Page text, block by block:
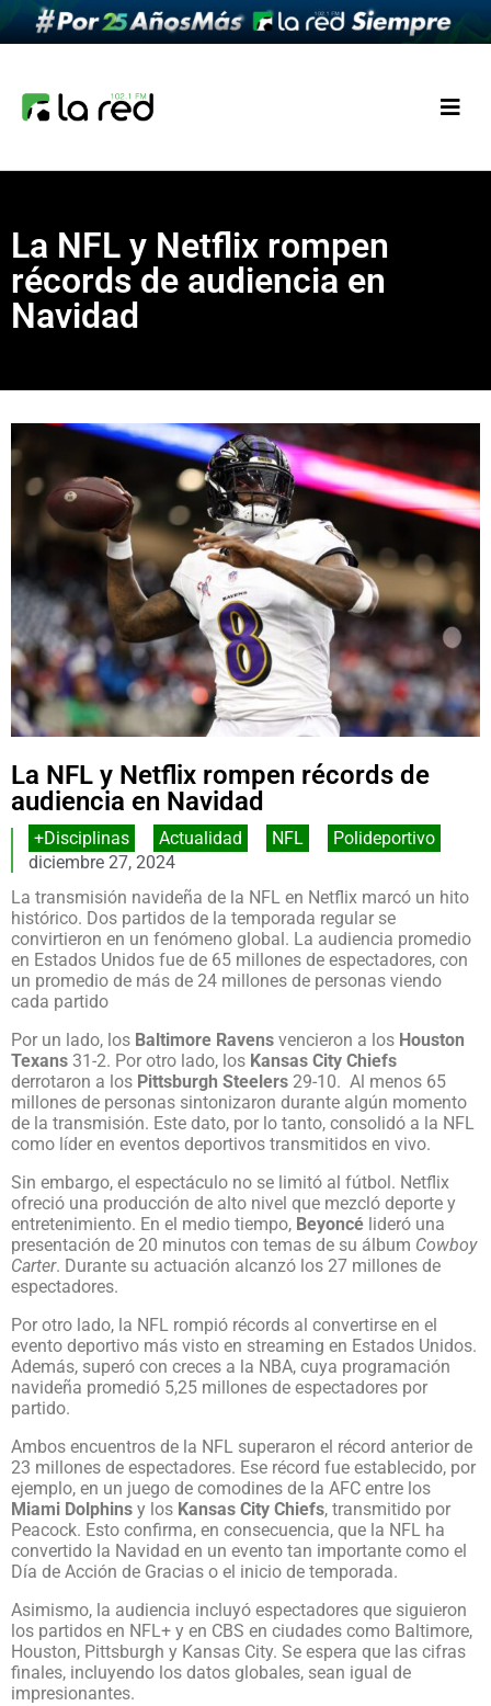
La NFL y Netflix rompen
récords de audiencia en
Navidad
La NFL y Netflix rompen récords de
audiencia en Navidad
+Disciplinas Actualidad NFL
Polideportivo
diciembre 27, 2024
La transmisión navideña de la NFL en Netflix marcó un hito
histórico. Dos partidos de la temporada regular se
convirtieron en un fenómeno global. La audiencia promedio
en Estados Unidos fue de 65 millones de espectadores, con
un promedio de más de 24 millones de personas viendo
cada partido
Por un lado, los Baltimore Ravens vencieron a los Houston
Texans 31-2. Por otro lado, los Kansas City Chiefs
derrotaron a los Pittsburgh Steelers 29-10. Al menos 65
millones de personas sintonizaron durante algún momento
de la transmisión. Este dato, por lo tanto, consolidó a la NFL
como líder en eventos deportivos transmitidos en vivo.
Sin embargo, el espectáculo no se limitó al fútbol. Netflix
ofreció una producción de alto nivel que mezcló deporte y
entretenimiento. En el medio tiempo, Beyoncé lideró una
presentación de 20 minutos con temas de su álbum Cowboy
Carter. Durante su actuación alcanzó los 27 millones de
espectadores.
Por otro lado, la NFL rompió récords al convertirse en el
evento deportivo más visto en streaming en Estados Unidos.
Además, superó con creces a la NBA, cuya programación
navideña promedió 5,25 millones de espectadores por
partido.
Ambos encuentros de la NFL superaron el récord anterior de
23 millones de espectadores. Ese récord fue establecido, por
ejemplo, en un juego de comodines de la AFC entre los
Miami Dolphins y los Kansas City Chiefs, transmitido por
Peacock. Esto confirma, en consecuencia, que la NFL ha
convertido la Navidad en un evento tan importante como el
Día de Acción de Gracias o el inicio de temporada.
Asimismo, la audiencia incluyó espectadores que siguieron
los partidos en NFL+ y en CBS en ciudades como Baltimore,
Houston, Pittsburgh y Kansas City. Se espera que las cifras
finales, incluyendo los datos globales, sean igual de
impresionantes.